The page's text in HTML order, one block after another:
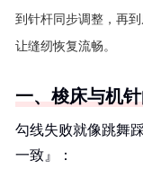
到针杆同步调整，再
让缝纫恢复流畅。
一、梭床与机
勾线失败就像跳舞
一致』：